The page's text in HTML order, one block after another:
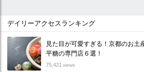
デイリーアクセスランキング
見た目が可愛すぎる！京都のお土
平糖の専門店６選！
75,421 views